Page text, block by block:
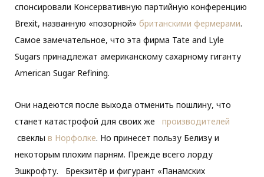
спонсировали Консервативную партийную конференцию
Brexit, названную «позорной» британскими фермерами.
Самое замечательное, что эта фирма Tate and Lyle
Sugars принадлежат американскому сахарному гиганту
American Sugar Refining.
Они надеются после выхода отменить пошлину, что
станет катастрофой для своих же производителей
свеклы в Норфолке. Но принесет пользу Белизу и
некоторым плохим парням. Прежде всего лорду
Эшкрофту. Брекзитёр и фигурант «Панамских